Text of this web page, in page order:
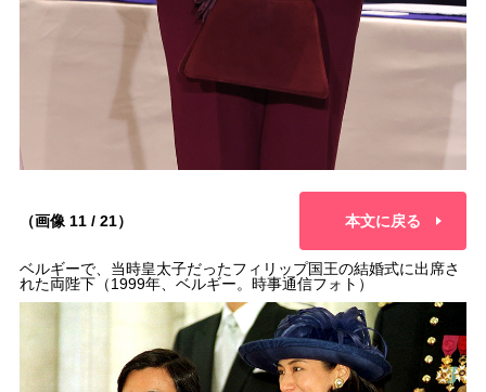
（画像 11 / 21） 本文に戻る
ベルギーで、当時皇太子だったフィリップ国王の結婚式に出席さ
れた両陛下（1999年、ベルギー。時事通信フォト）